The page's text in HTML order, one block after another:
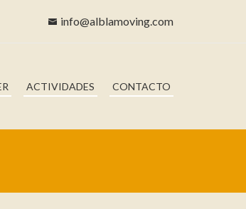
info@alblamoving.com
ACTIVIDADES CONTACTO